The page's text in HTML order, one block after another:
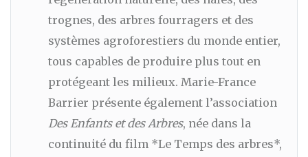
trognes, des arbres fourragers et des
systèmes agroforestiers du monde entier,
tous capables de produire plus tout en
protégeant les milieux. Marie-France
Barrier présente également l’association
Des Enfants et des Arbres, née dans la
continuité du film *Le Temps des arbres*,